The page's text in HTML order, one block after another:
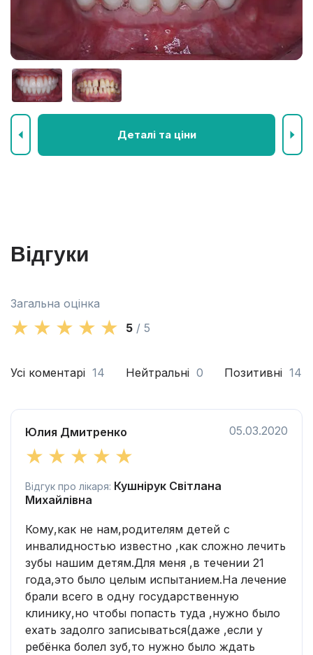
Деталі та ціни
Відгуки
Загальна оцінка
5 / 5
Усі коментарі 14 Нейтральні 0 Позитивні 14
Юлия Дмитренко 05.03.2020
Відгук про лікаря: Кушнірук Світлана
Михайлівна
Кому,как не нам,родителям детей с
инвалидностью известно ,как сложно лечить
зубы нашим детям.Для меня ,в течении 21
года,это было целым испытанием.На лечение
брали всего в одну государственную
клинику,но чтобы попасть туда ,нужно было
ехать задолго записываться(даже ,если у
ребёнка болел зуб,то нужно было ждать